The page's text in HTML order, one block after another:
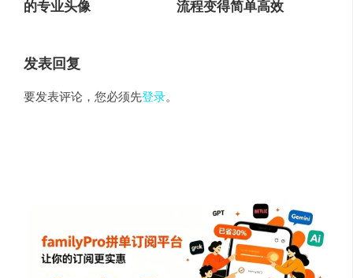
的专业头像
流程变得简单高效
发表回复
要发表评论，您必须先登录。